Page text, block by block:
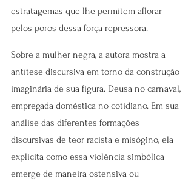
estratagemas que lhe permitem aflorar
pelos poros dessa força repressora.
Sobre a mulher negra, a autora mostra a
antítese discursiva em torno da construção
imaginária de sua figura. Deusa no carnaval,
empregada doméstica no cotidiano. Em sua
análise das diferentes formações
discursivas de teor racista e misógino, ela
explicita como essa violência simbólica
emerge de maneira ostensiva ou